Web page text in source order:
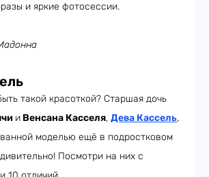
и яркие фотосессии.
такой красоткой? Старшая дочь
и Венсана Касселя, Дева Кассель,
моделью ещё в подростковом
Посмотри на них с